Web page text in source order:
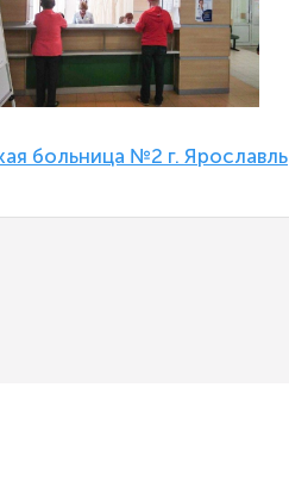
больница №2 г. Ярославль